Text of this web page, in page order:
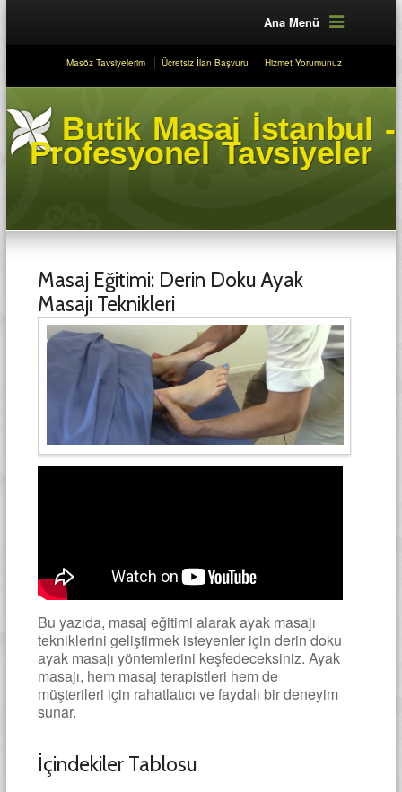
Ana Menü
Masöz Tavsiyelerim Ücretsiz İlan Başvuru Hizmet Yorumunuz
Butik Masaj İstanbul -
Profesyonel Tavsiyeler
Masaj Eğitimi: Derin Doku Ayak
Masajı Teknikleri
Bu yazıda, masaj eğitimi alarak ayak masajı
tekniklerini geliştirmek isteyenler için derin doku
ayak masajı yöntemlerini keşfedeceksiniz. Ayak
masajı, hem masaj terapistleri hem de
müşterileri için rahatlatıcı ve faydalı bir deneyim
sunar.
İçindekiler Tablosu